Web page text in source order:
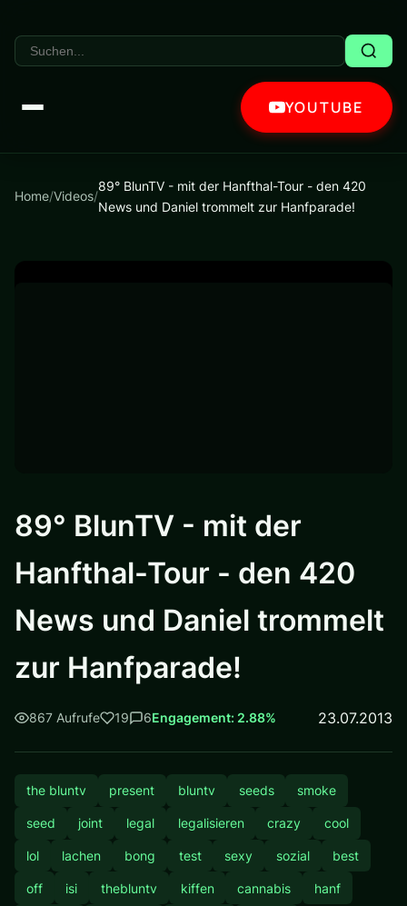
YOUTUBE
Home/Videos/
89° BlunTV - mit der Hanfthal-Tour - den 420
News und Daniel trommelt zur Hanfparade!
89° BlunTV - mit der
Hanfthal-Tour - den 420
News und Daniel trommelt
zur Hanfparade!
867 Aufrufe 19 6Engagement: 2.88% 23.07.2013
the bluntv present bluntv seeds smoke
seed joint legal legalisieren crazy cool
lol lachen bong test sexy sozial best
off isi thebluntv kiffen cannabis hanf